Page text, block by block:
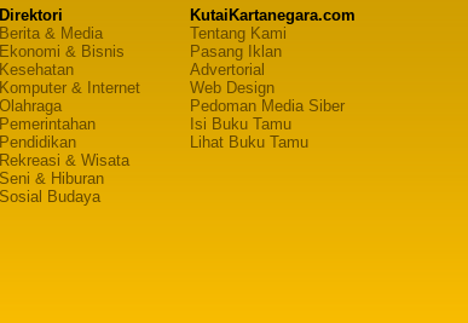
Direktori
Berita & Media
Ekonomi & Bisnis
Kesehatan
Komputer & Internet
Olahraga
Pemerintahan
Pendidikan
Rekreasi & Wisata
Seni & Hiburan
Sosial Budaya
KutaiKartanegara.com
Tentang Kami
Pasang Iklan
Advertorial
Web Design
Pedoman Media Siber
Isi Buku Tamu
Lihat Buku Tamu